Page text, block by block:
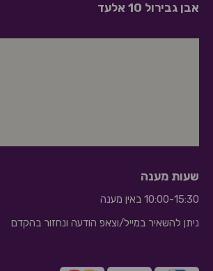
אבן גבירול 10 אלעד
שעות מענה
10:00-15:30 באין מענה
ניתן להשאיר במייל/וצאפ הודעה ונחזור בהקדם